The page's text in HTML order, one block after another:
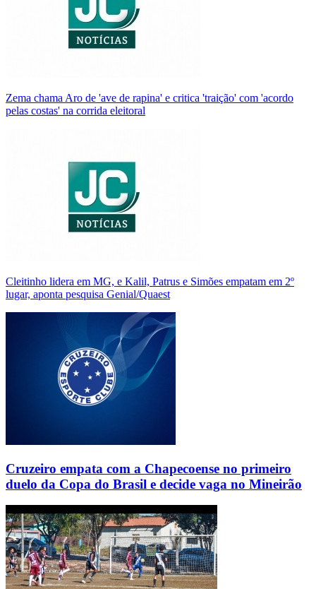
Zema chama Aro de 'ave de rapina' e critica 'traição' com 'acordo
pelas costas' na corrida eleitoral
Cleitinho lidera em MG, e Kalil, Patrus e Simões empatam em 2º
lugar, aponta pesquisa Genial/Quaest
Cruzeiro empata com a Chapecoense no primeiro
duelo da Copa do Brasil e decide vaga no Mineirão